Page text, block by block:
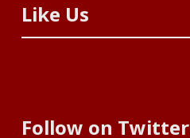
Like Us
Follow on Twitter